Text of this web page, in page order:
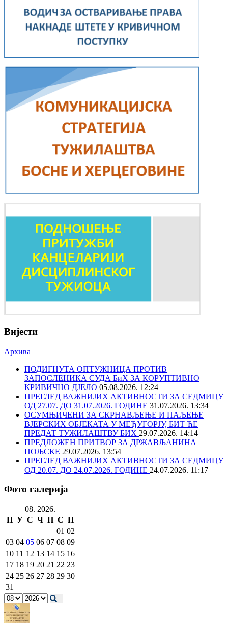
Вијести
Архива
ПОДИГНУТА ОПТУЖНИЦА ПРОТИВ
ЗАПОСЛЕНИКА СУДА БиХ ЗА КОРУПТИВНО
КРИВИЧНО ДЈЕЛО 05.08.2026. 12:24
ПРЕГЛЕД ВАЖНИЈИХ АКТИВНОСТИ ЗА СЕДМИЦУ
ОД 27.07. ДО 31.07.2026. ГОДИНЕ 31.07.2026. 13:34
ОСУМЊИЧЕНИ ЗА СКРНАВЉЕЊЕ И ПАЉЕЊЕ
ВЈЕРСКИХ ОБЈЕКАТА У МЕЂУГОРЈУ, БИТ ЋЕ
ПРЕДАТ ТУЖИЛАШТВУ БИХ 29.07.2026. 14:14
ПРЕДЛОЖЕН ПРИТВОР ЗА ДРЖАВЉАНИНА
ПОЉСКЕ 29.07.2026. 13:54
ПРЕГЛЕД ВАЖНИЈИХ АКТИВНОСТИ ЗА СЕДМИЦУ
ОД 20.07. ДО 24.07.2026. ГОДИНЕ 24.07.2026. 11:17
Фото галерија
08. 2026.
П У С Ч П С Н
01 02
03 04 05 06 07 08 09
10 11 12 13 14 15 16
17 18 19 20 21 22 23
24 25 26 27 28 29 30
31